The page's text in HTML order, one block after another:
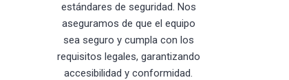
estándares de seguridad. Nos
aseguramos de que el equipo
sea seguro y cumpla con los
requisitos legales, garantizando
accesibilidad y conformidad.